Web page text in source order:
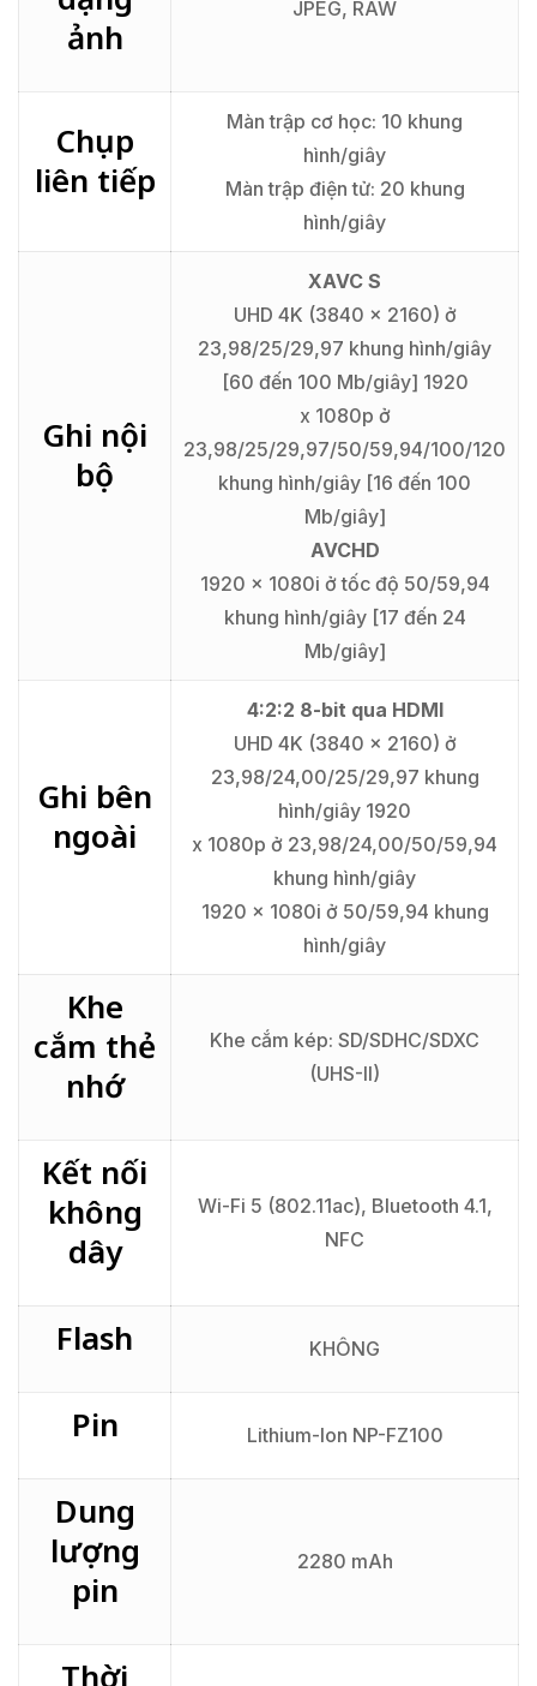
ảnh
JPEG, RAW
Chụp
liên tiếp
Màn trập cơ học: 10 khung
hình/giây
Màn trập điện tử: 20 khung
hình/giây
Ghi nội
bộ
XAVC S
UHD 4K (3840 x 2160) ở
23,98/25/29,97 khung hình/giây
[60 đến 100 Mb/giây] 1920
x 1080p ở
23,98/25/29,97/50/59,94/100/120
khung hình/giây [16 đến 100
Mb/giây]
AVCHD
1920 x 1080i ở tốc độ 50/59,94
khung hình/giây [17 đến 24
Mb/giây]
Ghi bên
ngoài
4:2:2 8-bit qua HDMI
UHD 4K (3840 x 2160) ở
23,98/24,00/25/29,97 khung
hình/giây 1920
x 1080p ở 23,98/24,00/50/59,94
khung hình/giây
1920 x 1080i ở 50/59,94 khung
hình/giây
Khe
cắm thẻ
nhớ
Khe cắm kép: SD/SDHC/SDXC
(UHS-II)
Kết nối
không
dây
Wi-Fi 5 (802.11ac), Bluetooth 4.1,
NFC
Flash KHÔNG
Pin Lithium-Ion NP-FZ100
Dung
lượng
pin
2280 mAh
Thời